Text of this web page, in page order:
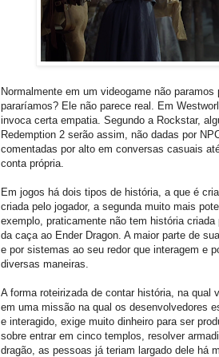
Normalmente em um videogame não
pararíamos? Ele não parece real. Em
invoca certa empatia. Segundo a Rockstar,
Redemption 2 serão assim, não dadas por
comentadas por alto em conversas casuais
conta própria.
Em jogos há dois tipos de história, a que é
criada pelo jogador, a segunda muito mais
exemplo, praticamente não tem história
da caça ao Ender Dragon. A maior parte de
e por sistemas ao seu redor que interagem e
diversas maneiras.
A forma roteirizada de contar história, na qual
em uma missão na qual os desenvolvedores
e interagido, exige muito dinheiro para ser
sobre entrar em cinco templos, resolver
dragão, as pessoas já teriam largado dele há